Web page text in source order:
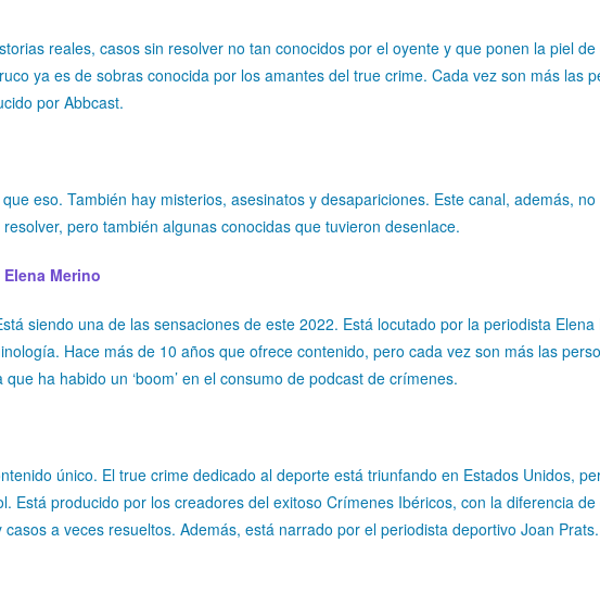
reales, casos sin resolver no tan conocidos por el oyente y que ponen la piel de
ya es de sobras conocida por los amantes del true crime. Cada vez son más las
por Abbcast.
eso. También hay misterios, asesinatos y desapariciones. Este canal, además,
pero también algunas conocidas que tuvieron desenlace.
Elena Merino
siendo una de las sensaciones de este 2022. Está locutado por la periodista Elena
Hace más de 10 años que ofrece contenido, pero cada vez son más las
ha habido un ‘boom’ en el consumo de podcast de crímenes.
único. El true crime dedicado al deporte está triunfando en Estados Unidos,
Está producido por los creadores del exitoso Crímenes Ibéricos, con la diferencia
a veces resueltos. Además, está narrado por el periodista deportivo Joan Prats.